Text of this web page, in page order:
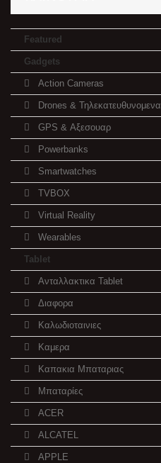
Featured
Gadgets
Action Cameras
Drones & Τηλεκατευθυνομενα
GPS & Αξεσουαρ
Powerbanks
Smartwatches
TVBOX
Virtual Reality
Wearables
Tablet
Ανταλλακτικα Tablet
Διαφορα
Καλωδιοταινιες
Καμερα
Καπακια Μπαταριας
Μπαταρίες
ACER
ALCATEL
APPLE